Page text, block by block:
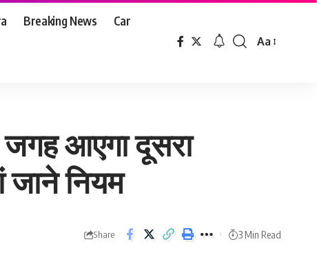
Breaking News Car
Font
Aa
आएगा दूसरा
जाने नियम
Share 3 Min Read